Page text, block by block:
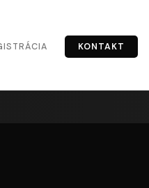
KONTAKT